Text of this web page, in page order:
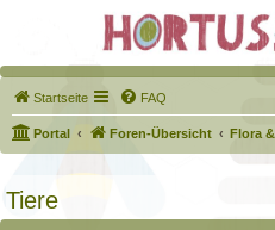
Startseite FAQ
Portal Foren-Übersicht Flora
Tiere